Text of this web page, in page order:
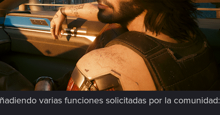
varias funciones solicitadas por la comunidad: